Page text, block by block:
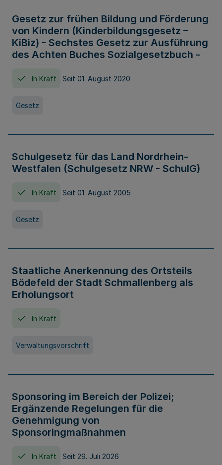
Gesetz zur frühen Bildung und Förderung
von Kindern (Kinderbildungsgesetz –
KiBiz) - Sechstes Gesetz zur Ausführung
des Achten Buches Sozialgesetzbuch -
In Kraft Seit 01. August 2020
Gesetz
Schulgesetz für das Land Nordrhein-
Westfalen (Schulgesetz NRW - SchulG)
In Kraft Seit 01. August 2005
Gesetz
Staatliche Anerkennung des Ortsteils
Bödefeld der Stadt Schmallenberg als
Erholungsort
In Kraft
Verwaltungsvorschrift
Sponsoring im Bereich der Polizei;
Ergänzende Regelungen für die
Genehmigung von
Sponsoringmaßnahmen
In Kraft Seit 29. Juli 2026